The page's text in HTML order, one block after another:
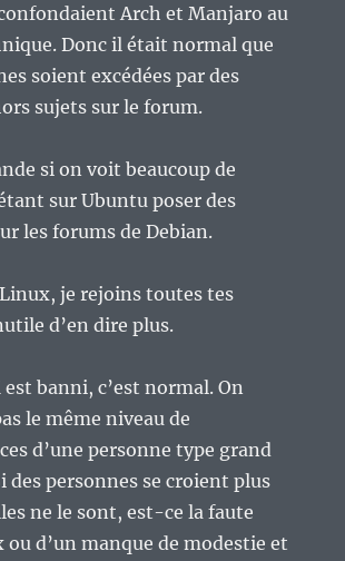
Arch et Manjaro au
Donc il était normal que
soient excédées par des
sujets sur le forum.
si on voit beaucoup de
sur Ubuntu poser des
les forums de Debian.
je rejoins toutes tes
d’en dire plus.
est banni, c’est normal. On
le même niveau de
d’une personne type grand
des personnes se croient plus
ne le sont, est-ce la faute
ou d’un manque de modestie et